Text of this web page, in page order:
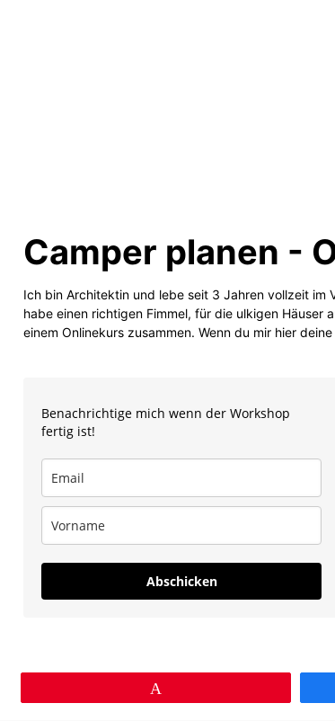
Camper planen -
Ich bin Architektin und lebe seit 3 Jahren vollzeit im
habe einen richtigen Fimmel, für die ulkigen Häuser
einem Onlinekurs zusammen. Wenn du mir hier
Benachrichtige mich wenn der Workshop
fertig ist!
Abschicken